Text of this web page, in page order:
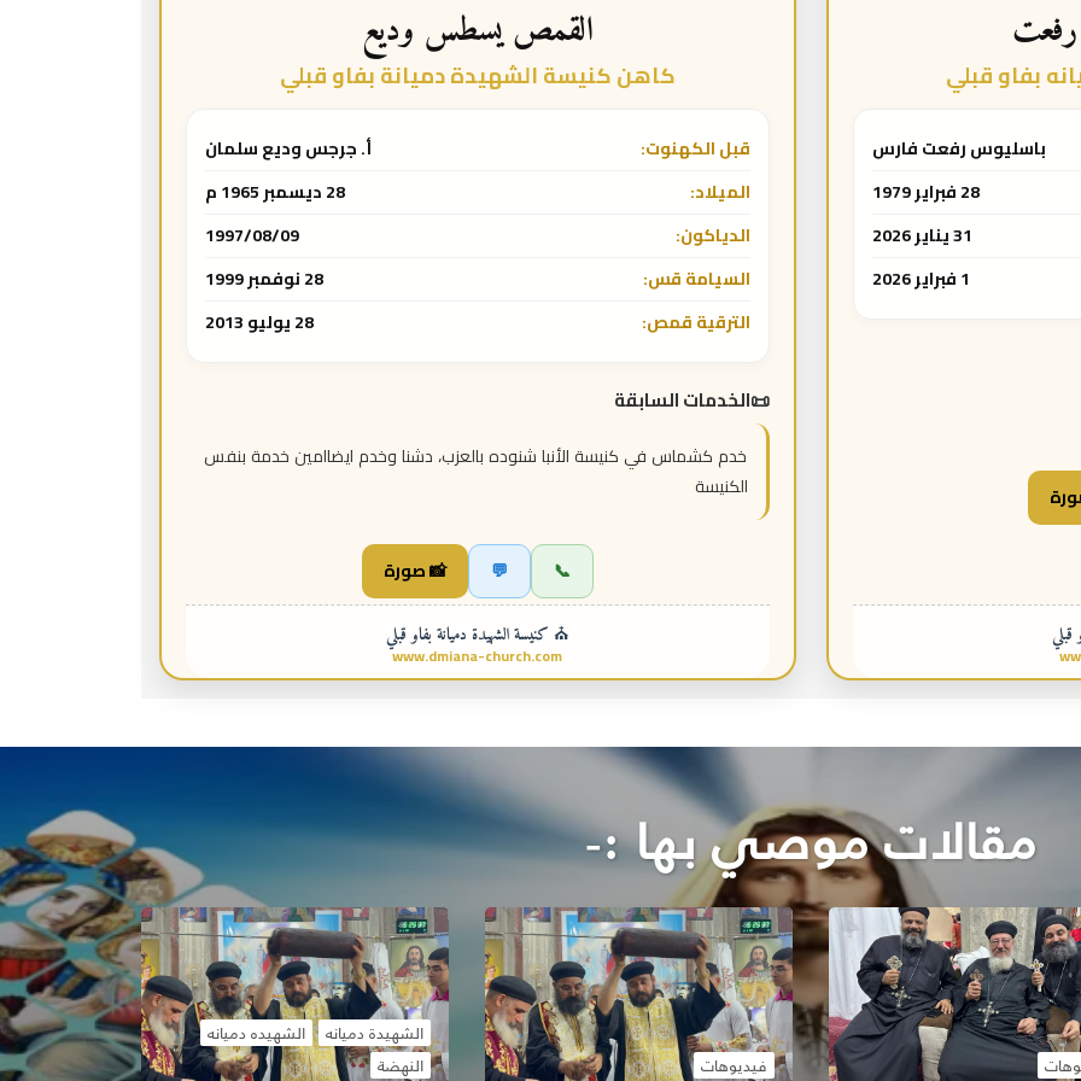
بفاو قبلي
باسليوس رفعت فارس
28 فبراير 1979
31 يناير 2026
1 فبراير 2026
القمص يسطس وديع
كاهن كنيسة الشهيدة دميانة بفاو قبلي
قبل الكهنوت:
أ. جرجس وديع سلمان
الميلاد:
28 ديسمبر 1965 م
الدياكون:
1997/08/09
السيامة قس:
28 نوفمبر 1999
الترقية قمص:
28 يوليو 2013
الخدمات السابقة
خدم كشماس في كنيسة الأنبا شنوده بالعزب، دشنا وخدم ايضاامين خدمة بنفس
الكنيسة
📞
💬 📸 صورة
⛪ كنيسة الشهيدة دميانة بفاو قبلي
www.dmiana-church.com
مقالات موصي بها :-
فيديوهات
الشهيدة دميانه
الشهيده دميانه
النهضة